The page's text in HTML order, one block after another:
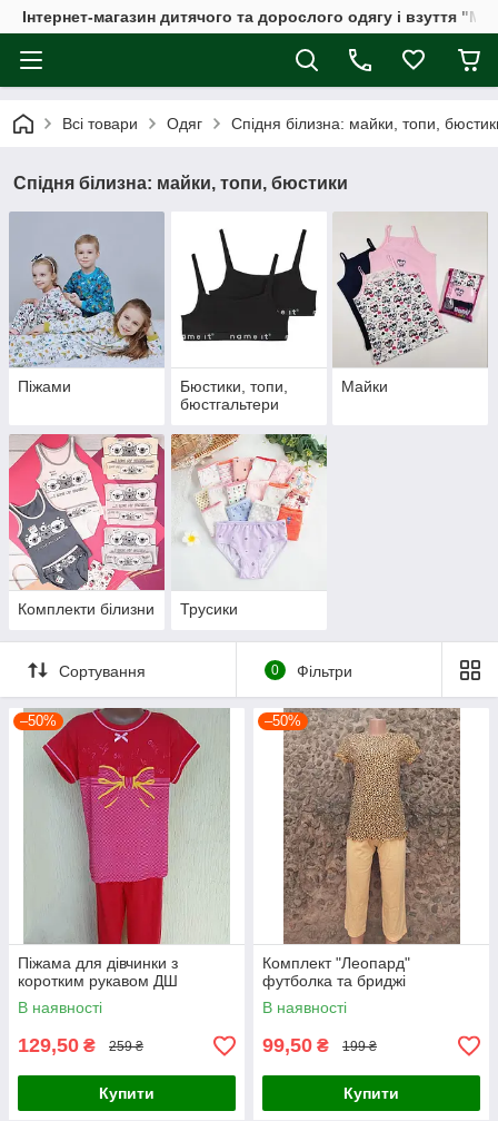
Інтернет-магазин дитячого та дорослого одягу і взуття
Всі товари Одяг Спідня білизна: майки, топи,
Спідня білизна: майки, топи, бюстики
Піжами
Бюстики, топи,
бюстгальтери
Майки
Комплекти білизни Трусики
Сортування 0 Фільтри
–50%
Піжама для дівчинки з
коротким рукавом ДШ
В наявності
129,50 ₴ 259 ₴
Купити
–50%
Комплект "Леопард"
футболка та бриджі
В наявності
99,50 ₴ 199 ₴
Купити